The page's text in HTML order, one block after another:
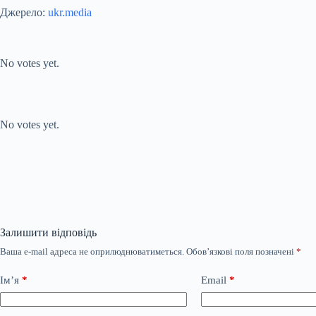
Джерело: ukr.media
No votes yet.
No votes yet.
Залишити відповідь
Ваша e-mail адреса не оприлюднюватиметься. Обов’язкові поля позначені *
Ім’я * Email *